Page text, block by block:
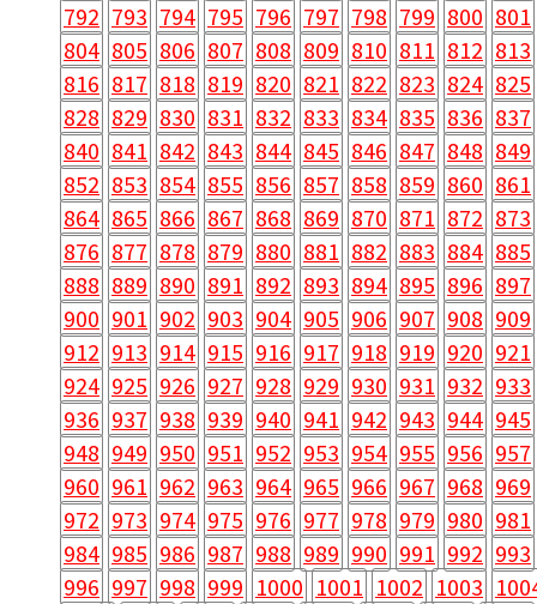
792 793 794 795 796 797 798 799 800 801
804 805 806 807 808 809 810 811 812 813
816 817 818 819 820 821 822 823 824 825
828 829 830 831 832 833 834 835 836 837
840 841 842 843 844 845 846 847 848 849
852 853 854 855 856 857 858 859 860 861
864 865 866 867 868 869 870 871 872 873
876 877 878 879 880 881 882 883 884 885
888 889 890 891 892 893 894 895 896 897
900 901 902 903 904 905 906 907 908 909
912 913 914 915 916 917 918 919 920 921
924 925 926 927 928 929 930 931 932 933
936 937 938 939 940 941 942 943 944 945
948 949 950 951 952 953 954 955 956 957
960 961 962 963 964 965 966 967 968 969
972 973 974 975 976 977 978 979 980 981
984 985 986 987 988 989 990 991 992 993
996 997 998 999 1000 1001 1002 1003